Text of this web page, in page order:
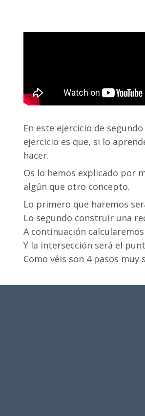
En este ejercicio de
ejercicio es que, si lo
hacer.
Os lo hemos explicado por
algún que otro concepto.
Lo primero que haremos
Lo segundo construir una
A continuación
Y la intersección será el
Como véis son 4 pasos